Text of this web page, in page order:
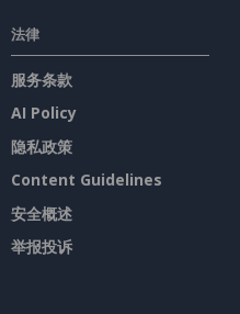
法律
服务条款
AI Policy
隐私政策
Content Guidelines
安全概述
举报投诉